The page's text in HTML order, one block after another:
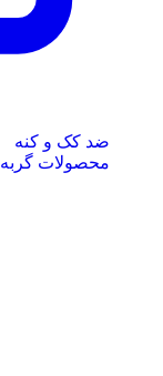
ضد کک و کنه
محصولات گربه